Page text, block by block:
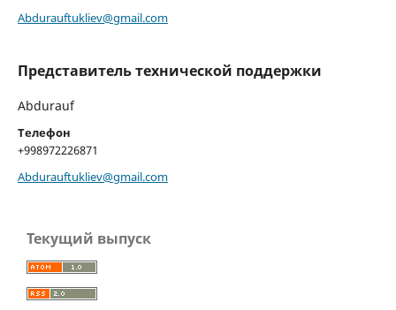
Abdurauftukliev@gmail.com
Представитель технической поддержки
Abdurauf
Телефон
+998972226871
Abdurauftukliev@gmail.com
Текущий выпуск